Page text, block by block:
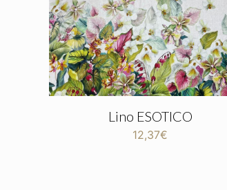
Lino ESOTICO
12,37€